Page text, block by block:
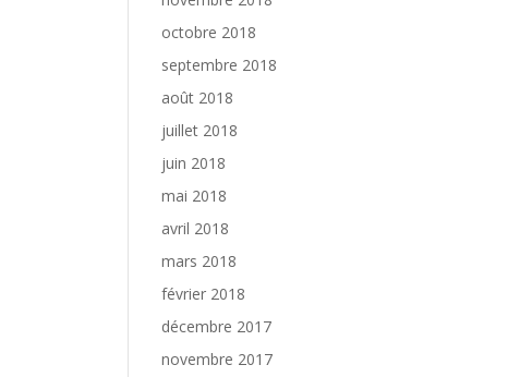
octobre 2018
septembre 2018
août 2018
juillet 2018
juin 2018
mai 2018
avril 2018
mars 2018
février 2018
décembre 2017
novembre 2017